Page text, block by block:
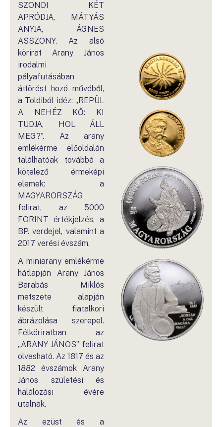
SZONDI KÉT
APRÓDJA, MÁTYÁS
ANYJA, ÁGNES
ASSZONY. Az alsó
körirat Arany János
irodalmi
pályafutásában
áttörést hozó művéből,
a Toldiból idéz: „REPÜL
A NEHÉZ KŐ: KI
TUDJA, HOL ÁLL
MEG?”. Az arany
emlékérme előoldalán
találhatóak továbbá a
kötelező érmeképi
elemek: a
MAGYARORSZÁG
felirat, az 5000
FORINT értékjelzés, a
BP. verdejel, valamint a
2017 verési évszám.
A miniarany emlékérme
hátlapján Arany János
Barabás Miklós
metszete alapján
készült fiatalkori
ábrázolása szerepel.
Félköriratban az
„ARANY JÁNOS” felirat
olvasható. Az 1817 és az
1882 évszámok Arany
János születési és
halálozási évére
utalnak.
Az ezüst és a